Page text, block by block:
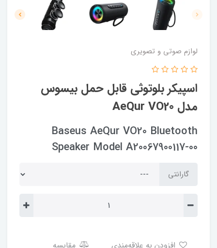
لوازم صوتی و تصویری
اسپیکر بلوتوثی قابل حمل بیسوس
مدل AeQur VO20
Baseus AeQur VO20 Bluetooth
Speaker Model A20067900117-00
گارانتی
مقایسه